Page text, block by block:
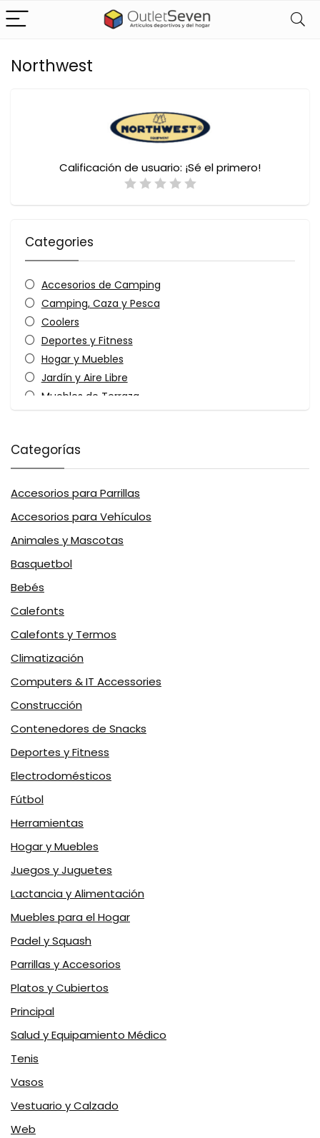
Northwest
Calificación de usuario: ¡Sé el primero!
Categories
Accesorios de Camping
Camping, Caza y Pesca
Coolers
Deportes y Fitness
Hogar y Muebles
Jardín y Aire Libre
Muebles de Terraza
Muebles para el Hogar
Sillas, Sillones y Taburetes
Web
All categories
Categorías
Accesorios para Parrillas
Accesorios para Vehículos
Animales y Mascotas
Basquetbol
Bebés
Calefonts
Calefonts y Termos
Climatización
Computers & IT Accessories
Construcción
Contenedores de Snacks
Deportes y Fitness
Electrodomésticos
Fútbol
Herramientas
Hogar y Muebles
Juegos y Juguetes
Lactancia y Alimentación
Muebles para el Hogar
Padel y Squash
Parrillas y Accesorios
Platos y Cubiertos
Principal
Salud y Equipamiento Médico
Tenis
Vasos
Vestuario y Calzado
Web